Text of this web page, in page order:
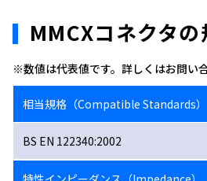
MMCXコネクタ
※数値は代表値です。詳しくはお問い
相当規格（Compatible Standards）
BS EN 122340:2002